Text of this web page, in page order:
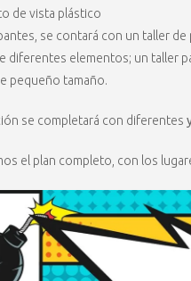
de vista plástico
se contará con un taller
diferentes elementos; un taller
pequeño tamaño.
se completará con diferentes
el plan completo, con los